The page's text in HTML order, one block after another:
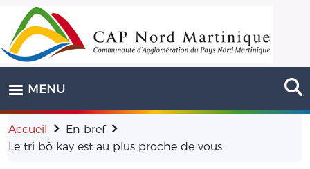
Aller au contenu principal
MENU
Accueil
En bref
Le tri bô kay est au plus proche de vous